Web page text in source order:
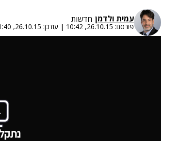
עמית ולדמן חדשות
פורסם: 26.10.15, 10:42
| עודכן: 26.10.15, 11:40